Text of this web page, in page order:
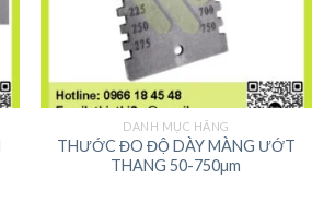
DANH MỤC HÃNG
THƯỚC ĐO ĐỘ DÀY MÀNG ƯỚT
THANG 50-750µm